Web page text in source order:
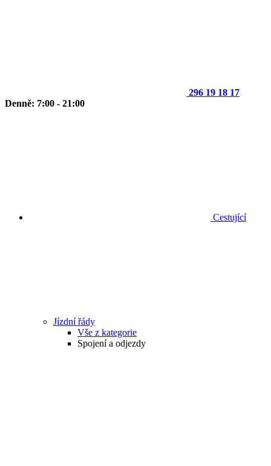
296 19 18 17
Denně: 7:00 - 21:00
Cestující
Jízdní řády
Vše z kategorie
Spojení a odjezdy